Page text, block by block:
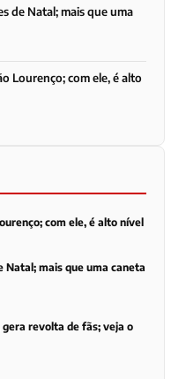
de Natal; mais que uma
Lourenço; com ele, é alto
com ele, é alto nível
Natal; mais que uma caneta
gera revolta de fãs; veja o